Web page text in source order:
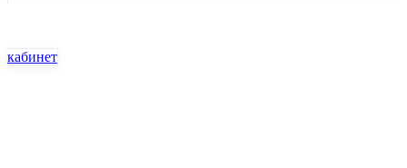
кабинет